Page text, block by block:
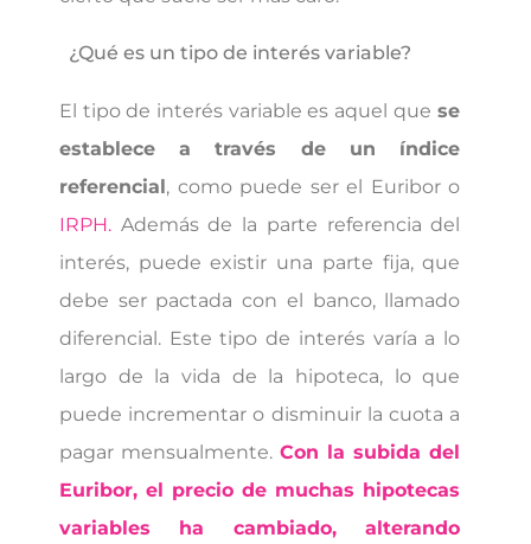
¿Qué es un tipo de interés variable?
El tipo de interés variable es aquel que se
establece a través de un índice
referencial , como puede ser el Euribor o
IRPH. Además de la parte referencia del
interés, puede existir una parte fija, que
debe ser pactada con el banco, llamado
diferencial. Este tipo de interés varía a lo
largo de la vida de la hipoteca, lo que
puede incrementar o disminuir la cuota a
pagar mensualmente.Con la subida del
Euribor, el precio de muchas hipotecas
variables ha cambiado, alterando